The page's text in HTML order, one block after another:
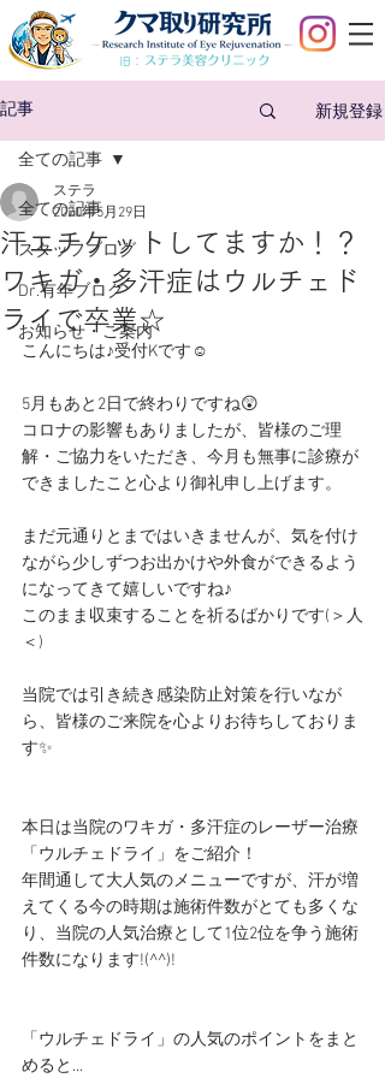
旧：
記事 新規登録
全ての記事
スタッフブログ
Dr.有年ブログ
お知らせ・ご案内
全ての記事
汗エチケットしてますか！？
ワキガ・多汗症はウルチェド
ライで卒業☆
ステラ
2020年5月29日
こんにちは♪受付Kです☺
5月もあと2日で終わりですね😲
コロナの影響もありましたが、皆様のご理
解・ご協力をいただき、今月も無事に診療が
できましたこと心より御礼申し上げます。
まだ元通りとまではいきませんが、気を付け
ながら少しずつお出かけや外食ができるよう
になってきて嬉しいですね♪
このまま収束することを祈るばかりです(＞人
＜)
当院では引き続き感染防止対策を行いなが
ら、皆様のご来院を心よりお待ちしておりま
す✨
本日は当院のワキガ・多汗症のレーザー治療
「ウルチェドライ」をご紹介！
年間通して大人気のメニューですが、汗が増
えてくる今の時期は施術件数がとても多くな
り、当院の人気治療として1位2位を争う施術
件数になります!(^^)!
「ウルチェドライ」の人気のポイントをまと
めると...